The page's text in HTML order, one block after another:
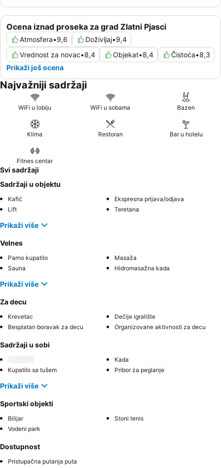
Ocena iznad proseka za grad Zlatni Pjasci
Atmosfera•9,6 Doživljaj•9,4
Vrednost za novac•8,4 Objekat•8,4 Čistoća•8,3
Prikaži još ocena
Najvažniji sadržaji
WiFi u lobiju WiFi u sobama Bazen
Klima Restoran Bar u hotelu
Fitnes centar
Svi sadržaji
Sadržaji u objektu
Kafić
Ekspresna prijava/odjava
Lift
Teretana
Prikaži više
Velnes
Parno kupatilo
Masaža
Sauna
Hidromasažna kada
Prikaži više
Za decu
Krevetac
Dečije igralište
Besplatan boravak za decu
Organizovane aktivnosti za decu
Sadržaji u sobi
Kada
Kupatilo sa tušem
Pribor za peglanje
Prikaži više
Sportski objekti
Bilijar
Stoni tenis
Vodeni park
Dostupnost
Pristupačna putanja puta